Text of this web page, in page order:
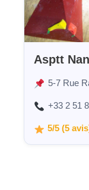
Asptt
5-7 Rue
+33 2 51
5/5 (5